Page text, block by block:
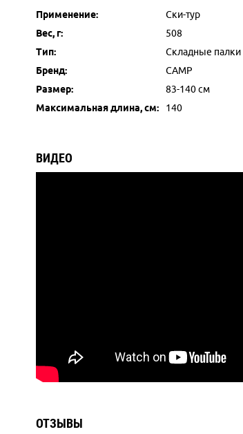
Применение:
Ски-тур
Вес, г:
508
Тип:
Складные палки
Бренд:
CAMP
Размер:
83-140 см
Максимальная длина, см:
140
ВИДЕО
ОТЗЫВЫ